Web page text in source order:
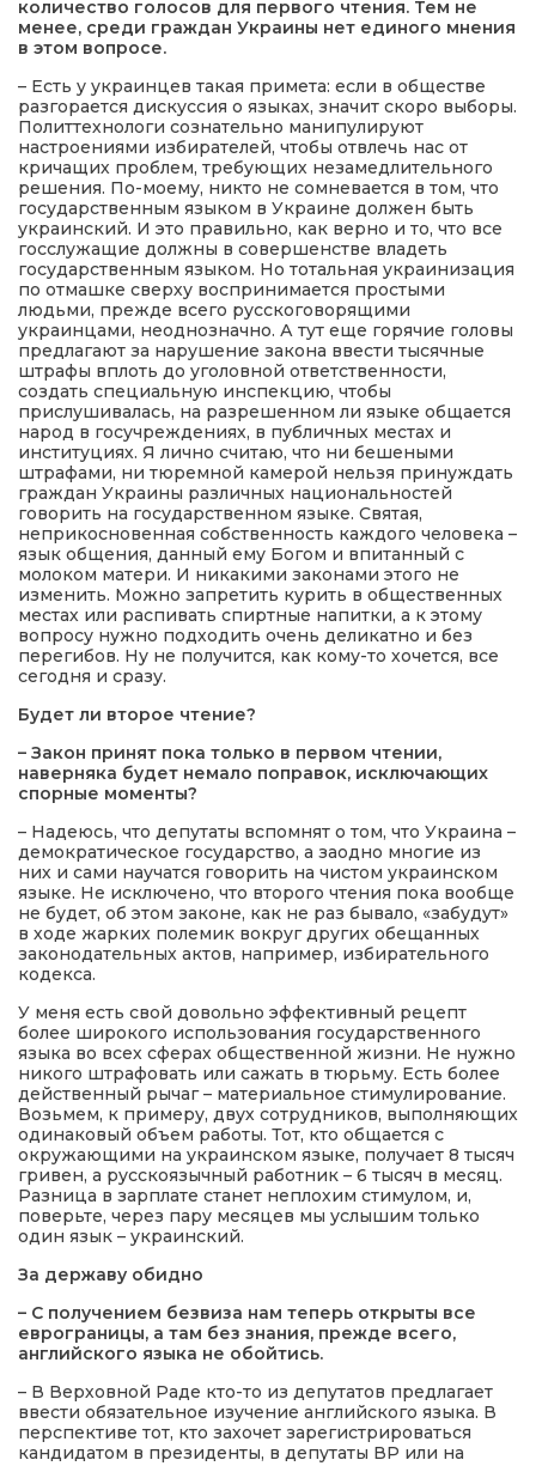
количество голосов для первого чтения. Тем не
менее, среди граждан Украины нет единого мнения
в этом вопросе.
– Есть у украинцев такая примета: если в обществе
разгорается дискуссия о языках, значит скоро выборы.
Политтехнологи сознательно манипулируют
настроениями избирателей, чтобы отвлечь нас от
кричащих проблем, требующих незамедлительного
решения. По-моему, никто не сомневается в том, что
государственным языком в Украине должен быть
украинский. И это правильно, как верно и то, что все
госслужащие должны в совершенстве владеть
государственным языком. Но тотальная украинизация
по отмашке сверху воспринимается простыми
людьми, прежде всего русскоговорящими
украинцами, неоднозначно. А тут еще горячие головы
предлагают за нарушение закона ввести тысячные
штрафы вплоть до уголовной ответственности,
создать специальную инспекцию, чтобы
прислушивалась, на разрешенном ли языке общается
народ в госучреждениях, в публичных местах и
институциях. Я лично считаю, что ни бешеными
штрафами, ни тюремной камерой нельзя принуждать
граждан Украины различных национальностей
говорить на государственном языке. Святая,
неприкосновенная собственность каждого человека –
язык общения, данный ему Богом и впитанный с
молоком матери. И никакими законами этого не
изменить. Можно запретить курить в общественных
местах или распивать спиртные напитки, а к этому
вопросу нужно подходить очень деликатно и без
перегибов. Ну не получится, как кому-то хочется, все
сегодня и сразу.
Будет ли второе чтение?
– Закон принят пока только в первом чтении,
наверняка будет немало поправок, исключающих
спорные моменты?
– Надеюсь, что депутаты вспомнят о том, что Украина –
демократическое государство, а заодно многие из
них и сами научатся говорить на чистом украинском
языке. Не исключено, что второго чтения пока вообще
не будет, об этом законе, как не раз бывало, «забудут»
в ходе жарких полемик вокруг других обещанных
законодательных актов, например, избирательного
кодекса.
У меня есть свой довольно эффективный рецепт
более широкого использования государственного
языка во всех сферах общественной жизни. Не нужно
никого штрафовать или сажать в тюрьму. Есть более
действенный рычаг – материальное стимулирование.
Возьмем, к примеру, двух сотрудников, выполняющих
одинаковый объем работы. Тот, кто общается с
окружающими на украинском языке, получает 8 тысяч
гривен, а русскоязычный работник – 6 тысяч в месяц.
Разница в зарплате станет неплохим стимулом, и,
поверьте, через пару месяцев мы услышим только
один язык – украинский.
За державу обидно
– С получением безвиза нам теперь открыты все
еврограницы, а там без знания, прежде всего,
английского языка не обойтись.
– В Верховной Раде кто-то из депутатов предлагает
ввести обязательное изучение английского языка. В
перспективе тот, кто захочет зарегистрироваться
кандидатом в президенты, в депутаты ВР или на